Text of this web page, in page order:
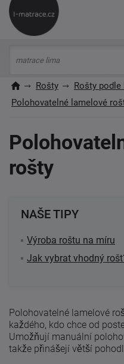
Rošty
Rošty
Polohovatelné lamelové
rošty
NAŠE TIPY
Výroba roštu na míru
Jak vybrat vhodný
Polohovatelné lamelové
každého, kdo chce od
Umožňují manuální
takže přinášejí větší